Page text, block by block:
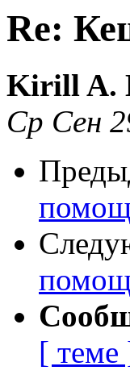
Re:
Kirill A.
Ср Сен
[ теме